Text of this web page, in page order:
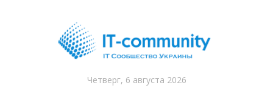
Четверг, 6 августа 2026